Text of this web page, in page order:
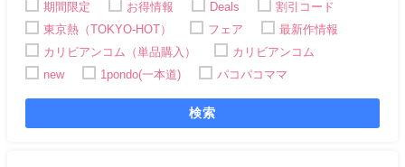
期間限定 お得情報 Deals
割引コード
東京熱（TOKYO-HOT）
フェア
最新作情報
カリビアンコム（単品購入）
カリビアンコム
new
1pondo(一本道) パコパコママ
検索